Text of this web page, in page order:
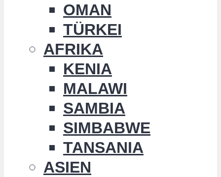
OMAN
TÜRKEI
AFRIKA
KENIA
MALAWI
SAMBIA
SIMBABWE
TANSANIA
ASIEN